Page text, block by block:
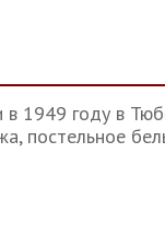
году в
постельное